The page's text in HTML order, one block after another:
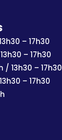
– 17h30
– 17h30
/ 13h30 – 17h30
– 17h30